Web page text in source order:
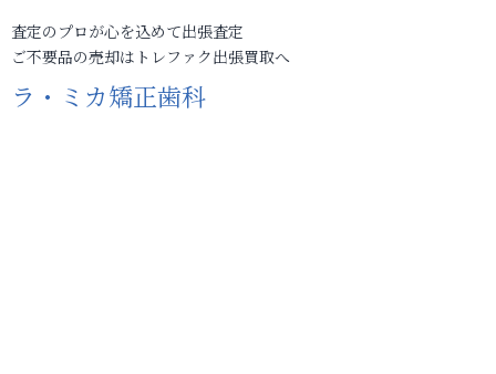
査定のプロが心を込めて出張査定
ご不要品の売却はトレファク出張買取へ
ラ・ミカ矯正歯科